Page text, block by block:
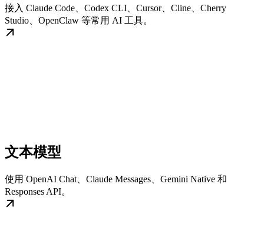
接入 Claude Code、Codex CLI、Cursor、Cline、Cherry
Studio、OpenClaw 等常用 AI 工具。
文本模型
使用 OpenAI Chat、Claude Messages、Gemini Native 和
Responses API。